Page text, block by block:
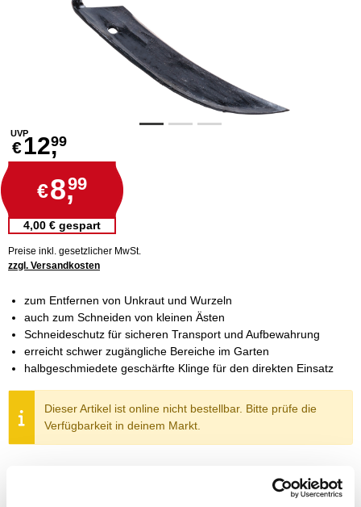
UVP
€12,99
€8,99
4,00 € gespart
Preise inkl. gesetzlicher MwSt.
zzgl. Versandkosten
zum Entfernen von Unkraut und Wurzeln
auch zum Schneiden von kleinen Ästen
Schneideschutz für sicheren Transport und Aufbewahrung
erreicht schwer zugängliche Bereiche im Garten
halbgeschmiedete geschärfte Klinge für den direkten Einsatz
Dieser Artikel ist online nicht bestellbar. Bitte prüfe die
Verfügbarkeit in deinem Markt.